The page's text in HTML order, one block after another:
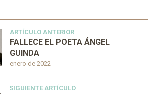
ARTÍCULO ANTERIOR
enero de 2022
FALLECE EL POETA ÁNGEL
GUINDA
SIGUIENTE ARTÍCULO